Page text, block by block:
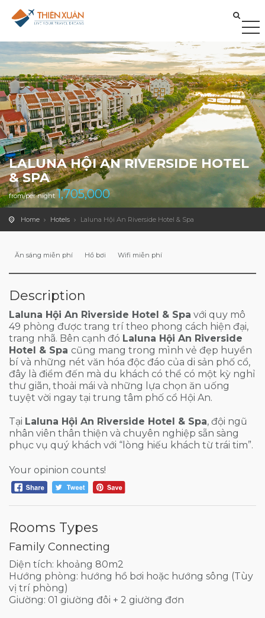
LALUNA HỘI AN RIVERSIDE HOTEL
& SPA
from/per night 1,705,000
Home Hotels Laluna Hội An Riverside Hotel & Spa
Ăn sáng miễn phí Hồ bơi Wifi miễn phí
Description
Laluna Hội An Riverside Hotel & Spa với quy mô
49 phòng được trang trí theo phong cách hiện đại,
trang nhã. Bên cạnh đó Laluna Hội An Riverside
Hotel & Spa cũng mang trong mình vẻ đẹp huyền
bí và những nét văn hóa độc đáo của di sản phố cổ,
đây là điểm đến mà du khách có thể có một kỳ nghỉ
thư giãn, thoải mái và những lựa chọn ăn uống
tuyệt vời ngay tại trung tâm phố cổ Hội An.
Tại Laluna Hội An Riverside Hotel & Spa, đội ngũ
nhân viên thân thiện và chuyên nghiệp sẵn sàng
phục vụ quý khách với “lòng hiếu khách từ trái tim”.
Your opinion counts!
Rooms Types
Family Connecting
Diện tích: khoảng 80m2
Hướng phòng: hướng hồ bơi hoặc hướng sông (Tùy
vị trí phòng)
Giường: 01 giường đôi + 2 giường đơn